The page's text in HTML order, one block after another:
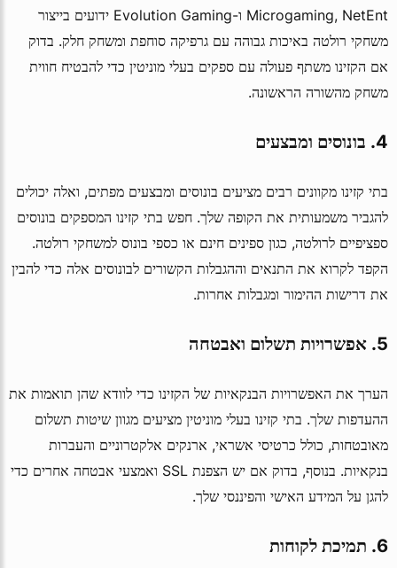
Microgaming, NetEnt ו-Evolution Gaming ידועים בייצור
משחקי רולטה באיכות גבוהה עם גרפיקה סוחפת ומשחק חלק. בדוק
אם הקזינו משתף פעולה עם ספקים בעלי מוניטין כדי להבטיח חווית
משחק מהשורה הראשונה.
4. בונוסים ומבצעים
בתי קזינו מקוונים רבים מציעים בונוסים ומבצעים מפתים, ואלה יכולים
להגביר משמעותית את הקופה שלך. חפש בתי קזינו המספקים בונוסים
ספציפיים לרולטה, כגון ספינים חינם או כספי בונוס למשחקי רולטה.
הקפד לקרוא את התנאים וההגבלות הקשורים לבונוסים אלה כדי להבין
את דרישות ההימור ומגבלות אחרות.
5. אפשרויות תשלום ואבטחה
הערך את האפשרויות הבנקאיות של הקזינו כדי לוודא שהן תואמות את
ההעדפות שלך. בתי קזינו בעלי מוניטין מציעים מגוון שיטות תשלום
מאובטחות, כולל כרטיסי אשראי, ארנקים אלקטרוניים והעברות
בנקאיות. בנוסף, בדוק אם יש הצפנת SSL ואמצעי אבטחה אחרים כדי
להגן על המידע האישי והפיננסי שלך.
6. תמיכת לקוחות